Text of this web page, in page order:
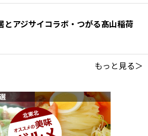
とアジサイコラボ・つがる髙山稲荷
もっと見る＞